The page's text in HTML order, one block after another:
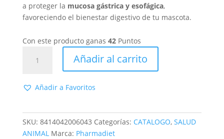
a proteger la mucosa gástrica y esofágica,
favoreciendo el bienestar digestivo de tu mascota.
Con este producto ganas 42Puntos
48cd
cantidad
Añadir al carrito
Añadir a Favoritos
SKU: 8414042006043 Categorías: CATALOGO, SALUD
ANIMAL Marca: Pharmadiet